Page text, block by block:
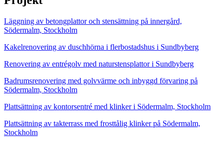
Läggning av betongplattor och stensättning på innergård,
Södermalm, Stockholm
Kakelrenovering av duschhörna i flerbostadshus i Sundbyberg
Renovering av entrégolv med naturstensplattor i Sundbyberg
Badrumsrenovering med golvvärme och inbyggd förvaring på
Södermalm, Stockholm
Plattsättning av kontorsentré med klinker i Södermalm, Stockholm
Plattsättning av takterrass med frosttålig klinker på Södermalm,
Stockholm